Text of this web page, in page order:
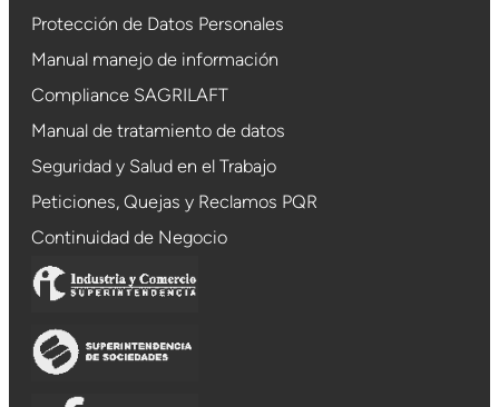
Protección de Datos Personales
Manual manejo de información
Compliance SAGRILAFT
Manual de tratamiento de datos
Seguridad y Salud en el Trabajo
Peticiones, Quejas y Reclamos PQR
Continuidad de Negocio